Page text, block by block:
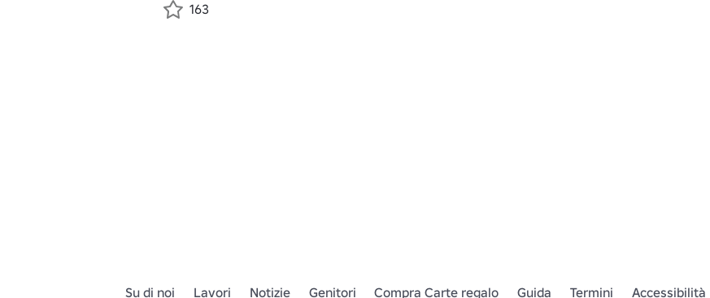
163
Su di noi Lavori Notizie Genitori Compra Carte regalo Guida Termini Accessibilità